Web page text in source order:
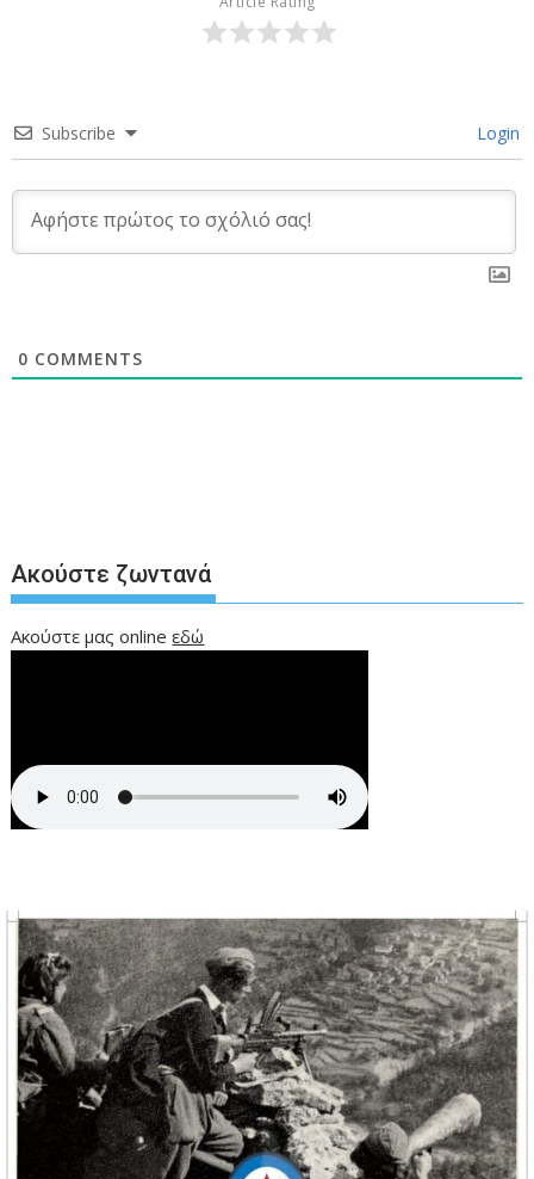
Subscribe Login
0 COMMENTS
Ακούστε ζωντανά
Ακούστε μας onlineεδώ